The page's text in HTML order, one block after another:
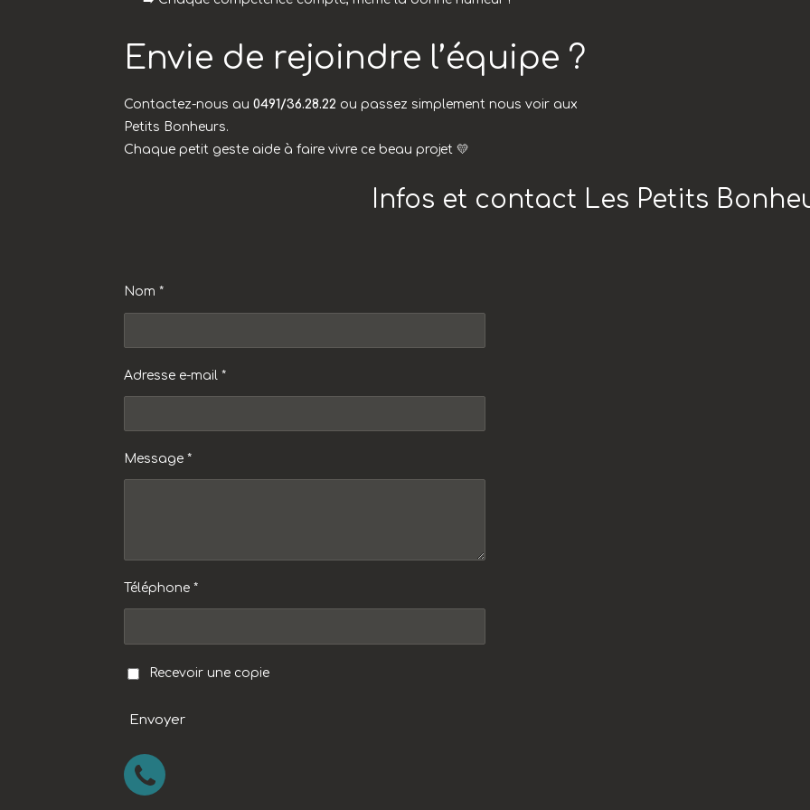
Envie de rejoindre l’équipe ?
Contactez-nous au 0491/36.28.22 ou passez simplement nous voir aux
Petits Bonheurs.
Chaque petit geste aide à faire vivre ce beau projet 💛
Infos et contact Les Petits
Nom *
Adresse e-mail *
Message *
Téléphone *
Recevoir une copie
Envoyer